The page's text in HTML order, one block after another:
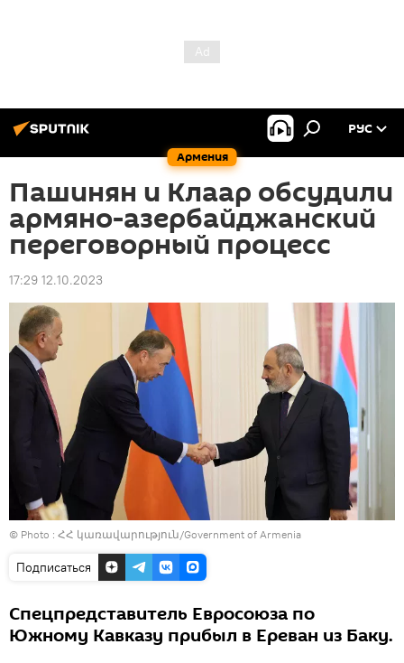
Армения
РУС
Пашинян и Клаар обсудили
армяно-азербайджанский
переговорный процесс
17:29 12.10.2023
© Photo : ՀՀ կառավարություն/Government of Armenia
Подписаться
Спецпредставитель Евросоюза по
Южному Кавказу прибыл в Ереван из Баку.